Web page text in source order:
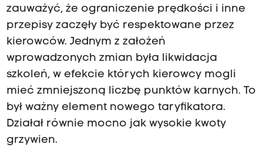
zauważyć, że ograniczenie prędkości i inne
przepisy zaczęły być respektowane przez
kierowców. Jednym z założeń
wprowadzonych zmian była likwidacja
szkoleń, w efekcie których kierowcy mogli
mieć zmniejszoną liczbę punktów karnych. To
był ważny element nowego taryfikatora.
Działał równie mocno jak wysokie kwoty
grzywien.